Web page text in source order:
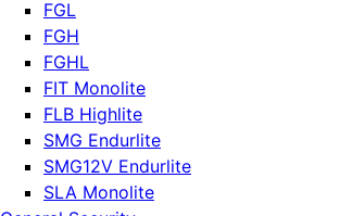
FGL
FGH
FGHL
FIT Monolite
FLB Highlite
SMG Endurlite
SMG12V Endurlite
SLA Monolite